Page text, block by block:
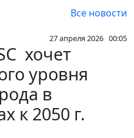
Все новости
27 апреля 2026 00:05
хочет
уровня
в
к 2050 г.